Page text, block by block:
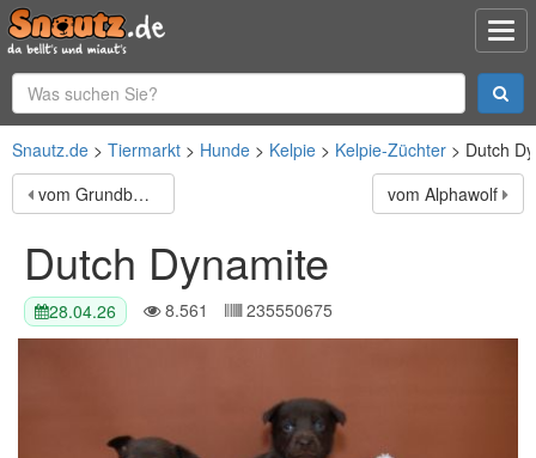
Snautz.de Tiermarkt Hunde Kelpie Kelpie-Züchter
Dutch
vom Grundbergsee©
vom Alphawolf
Dutch Dynamite
28.04.26 8.561 235550675